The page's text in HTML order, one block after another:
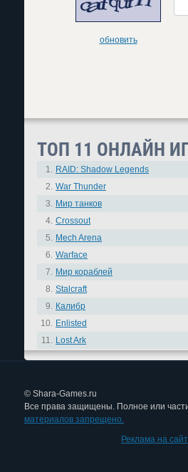
обновить
ТОП 11 ОНЛАЙН
1. RAID: Shadow Legends
2. War Thunder
3. Мир танков
4. Crossout
5. Mech Arena
6. Warface
7. Мир кораблей
8. Stalcraft
9. Калибр
10. Enlisted
11. Lost Ark
© Shara-Games.ru
Все права защищены. Полное или
материалов запрещено.
Реклама на